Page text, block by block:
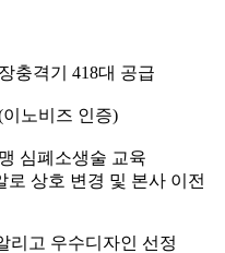
충격기 418대 공급
노비즈 인증)
심폐소생술 교육
로 상호 변경 및 본사 이전
리고 우수디자인 선정